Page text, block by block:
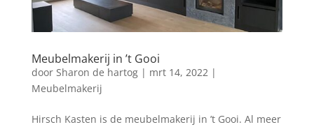
Meubelmakerij in ’t Gooi
door Sharon de hartog| mrt 14, 2022|
Meubelmakerij
Hirsch Kasten is de meubelmakerij in ’t Gooi. Al meer